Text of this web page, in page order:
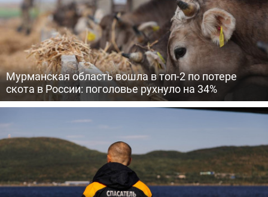
Мурманская область вошла в топ-2 по потере
скота в России: поголовье рухнуло на 34%